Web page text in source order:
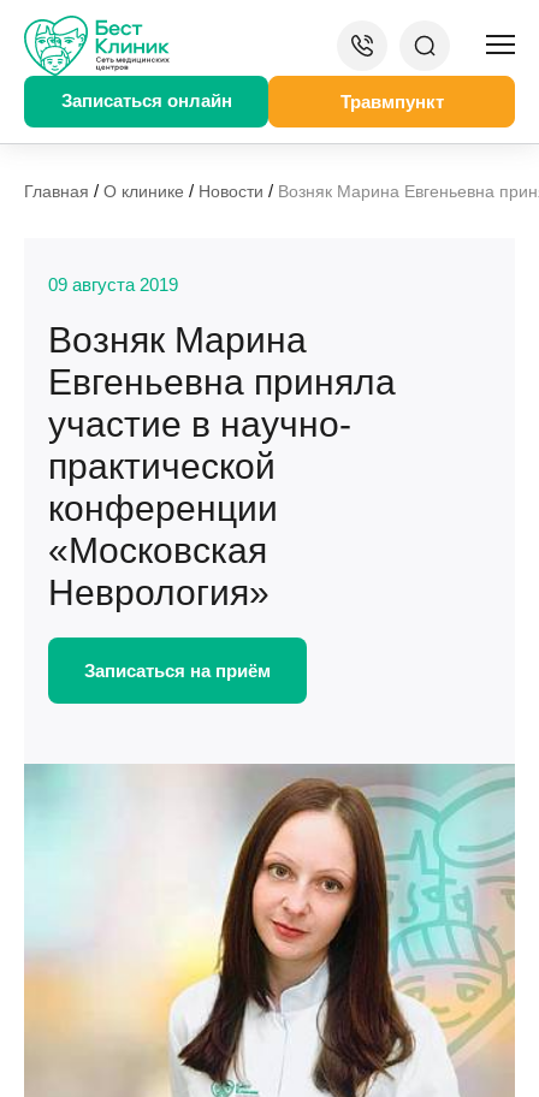
Записаться онлайн Травмпункт
Главная / О клинике / Новости / Возняк Марина Евгеньевна
09 августа 2019
Возняк Марина
Евгеньевна приняла
участие в научно-
практической
конференции
«Московская
Неврология»
Записаться на приём